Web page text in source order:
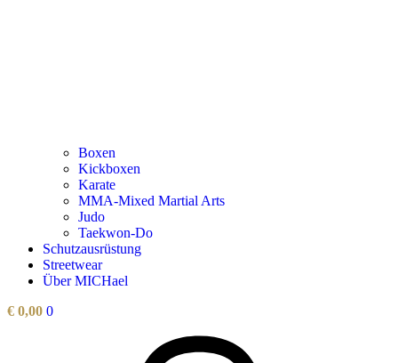
Boxen
Kickboxen
Karate
MMA-Mixed Martial Arts
Judo
Taekwon-Do
Schutzausrüstung
Streetwear
Über MICHael
€ 0,00 0